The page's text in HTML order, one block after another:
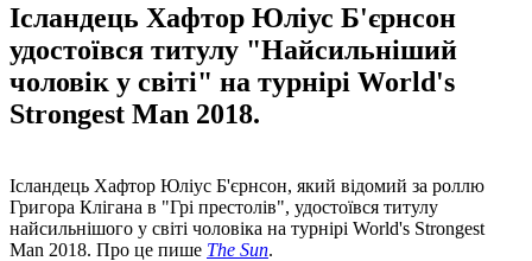
Ісландець Хафтор Юліус Б'єрнсон
удостоївся титулу "Найсильніший
чоловік у світі" на турнірі World's
Strongest Man 2018.
Ісландець Хафтор Юліус Б'єрнсон, який відомий за роллю
Григора Клігана в "Грі престолів", удостоївся титулу
найсильнішого у світі чоловіка на турнірі World's Strongest
Man 2018. Про це пише The Sun.